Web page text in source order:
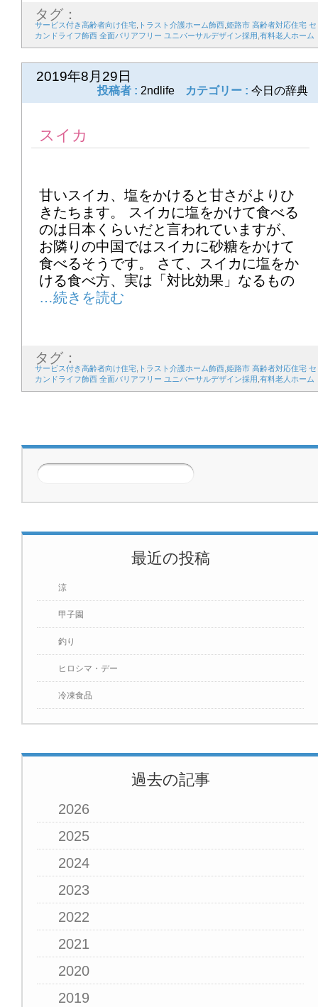
22 23 24 25 26 27 28
29 30
2026年7月
1
15 16 17 18 19 20 21
22 23 24 25 26 27 28
29 30 31
タグ：
サービス付き高齢者向け住宅 トラスト介護ホーム飾西 姫路市 高齢者対応住宅 セ
カンドライフ飾西 全面バリアフリー ユニバーサルデザイン採用 有料老人ホーム
2019年8月29日
投稿者 : 2ndlife カテゴリー : 今日の辞典
スイカ
甘いスイカ、塩をかけると甘さがよりひ
きたちます。 スイカに塩をかけて食べる
のは日本くらいだと言われていますが、
お隣りの中国ではスイカに砂糖をかけて
食べるそうです。 さて、スイカに塩をか
ける食べ方、実は「対比効果」なるもの
タグ：
サービス付き高齢者向け住宅 トラスト介護ホーム飾西 姫路市 高齢者対応住宅 セ
カンドライフ飾西 全面バリアフリー ユニバーサルデザイン採用 有料老人ホーム
>>
最近の投稿
涼
甲子園
釣り
ヒロシマ・デー
冷凍食品
過去の記事
2026
2025
2024
2023
2022
2021
2020
2019